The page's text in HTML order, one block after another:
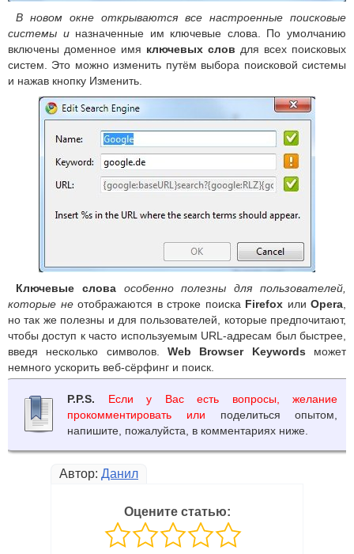
В новом окне открываются все настроенные поисковые
системы иназначенные им ключевые слова. По умолчанию
включены доменное имя ключевых слов для всех поисковых
систем. Это можно изменить путём выбора поисковой системы
и нажав кнопку Изменить.
Ключевые слова
особенно полезны для пользователей,
которые неотображаются в строке поиска Firefox или Opera,
но так же полезны и для пользователей, которые предпочитают,
чтобы доступ к часто используемым URL-адресам был быстрее,
введя несколько символов. Web Browser Keywords может
немного ускорить веб-сёрфинг и поиск.
P.P.S. Если у Вас есть вопросы, желание
прокомментировать или поделиться опытом,
напишите, пожалуйста, в комментариях ниже.
Автор: Данил
Оцените статью: